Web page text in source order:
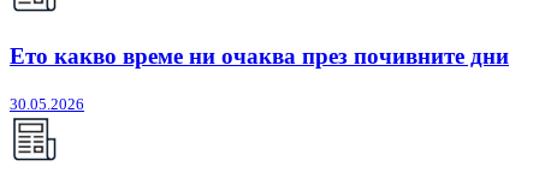
Ето какво време ни очаква през почивните дни
30.05.2026